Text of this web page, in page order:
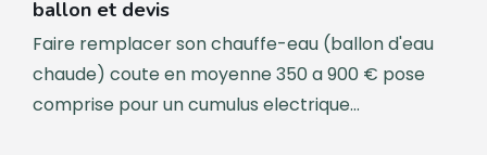
ballon et devis
Faire remplacer son chauffe-eau (ballon d'eau
chaude) coute en moyenne 350 a 900 € pose
comprise pour un cumulus electrique...